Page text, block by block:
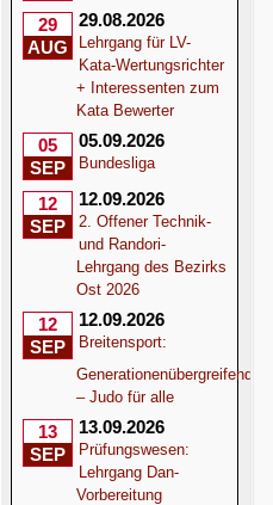
29
AUG
29.08.2026
Lehrgang für LV-
Kata-Wertungsrichter
+ Interessenten zum
Kata Bewerter
05
SEP
05.09.2026
Bundesliga
12
SEP
12.09.2026
2. Offener Technik-
und Randori-
Lehrgang des Bezirks
Ost 2026
12
SEP
12.09.2026
Breitensport:
Generationenübergreifend
– Judo für alle
13
SEP
13.09.2026
Prüfungswesen:
Lehrgang Dan-
Vorbereitung